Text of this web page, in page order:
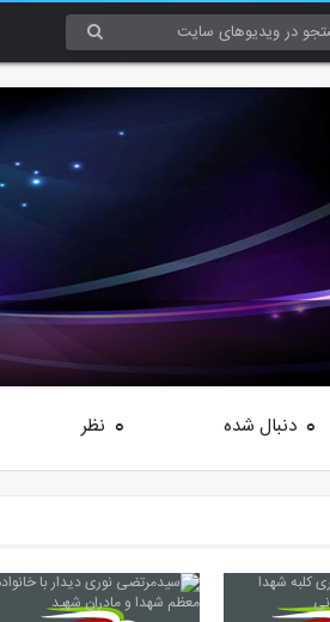
0 دنبال شده 0 نظر